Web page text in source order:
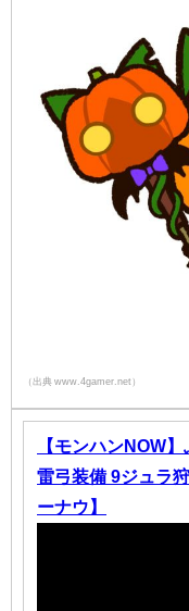
（出典 www.4gamer.net）
【モンハンNOW
雷弓装備 9ジュラ
ーナウ】